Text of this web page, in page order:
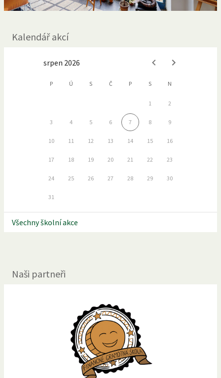
Kalendář akcí
srpen 2026
P Ú S Č P S N
1 2
3 4 5 6 7 8 9
10 11 12 13 14 15 16
17 18 19 20 21 22 23
24 25 26 27 28 29 30
31
Všechny školní akce
Naši partneři